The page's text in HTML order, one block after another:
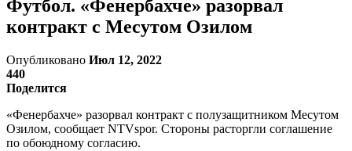
Футбол. «Фенербахче» разорвал
контракт с Месутом Озилом
Опубликовано Июл 12, 2022
440
Поделится
«Фенербахче» разорвал контракт с полузащитником Месутом
Озилом, сообщает NTVspor. Стороны расторгли соглашение
по обоюдному согласию.